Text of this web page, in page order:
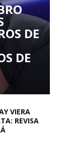
DE
DE
VIERA
REVISA